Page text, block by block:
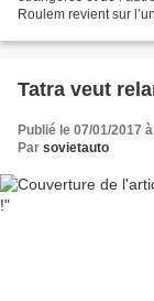
Roulem revient sur
Tatra veut
Publié le 07/01/2017
Par sovietauto